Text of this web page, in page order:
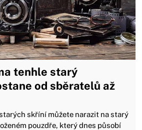
tenhle starý
od sběratelů až
skříní můžete narazit na starý
pouzdře, který dnes působí